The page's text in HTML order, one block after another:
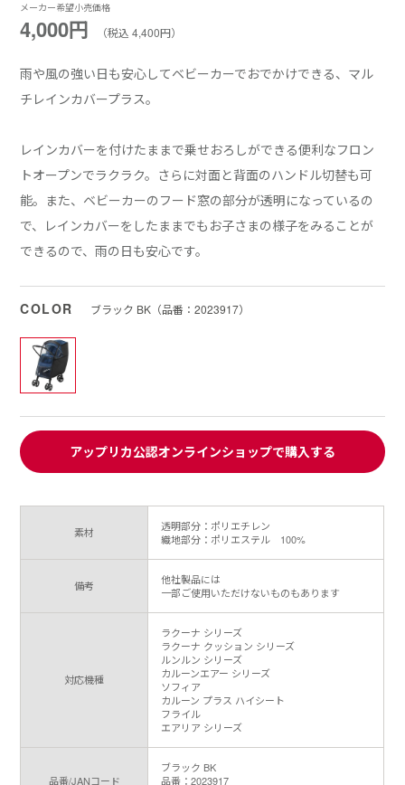
メーカー希望小売価格
4,000円 （税込 4,400円）
雨や風の強い日も安心してベビーカーでおでかけできる、マル
チレインカバープラス。
レインカバーを付けたままで乗せおろしができる便利なフロン
トオープンでラクラク。さらに対面と背面のハンドル切替も可
能。また、ベビーカーのフード窓の部分が透明になっているの
で、レインカバーをしたままでもお子さまの様子をみることが
できるので、雨の日も安心です。
COLOR ブラック BK（品番：2023917）
アップリカ公認オンラインショップで購入する
素材
透明部分：ポリエチレン
織地部分：ポリエステル 100%
備考
他社製品には
一部ご使用いただけないものもあります
対応機種
ラクーナ シリーズ
ラクーナ クッション シリーズ
ルンルン シリーズ
カルーンエアー シリーズ
ソフィア
カルーン プラス ハイシート
フライル
エアリア シリーズ
品番/JANコード
ブラック BK
品番：2023917